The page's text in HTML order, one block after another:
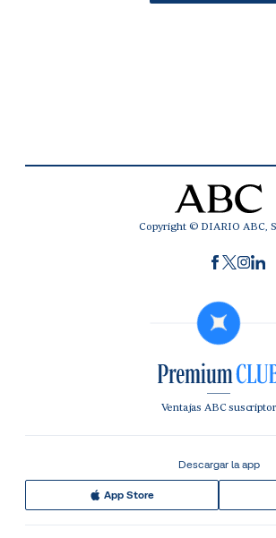
Copyright © DIARIO ABC,
Ventajas ABC suscriptor
Descargar la app
App Store